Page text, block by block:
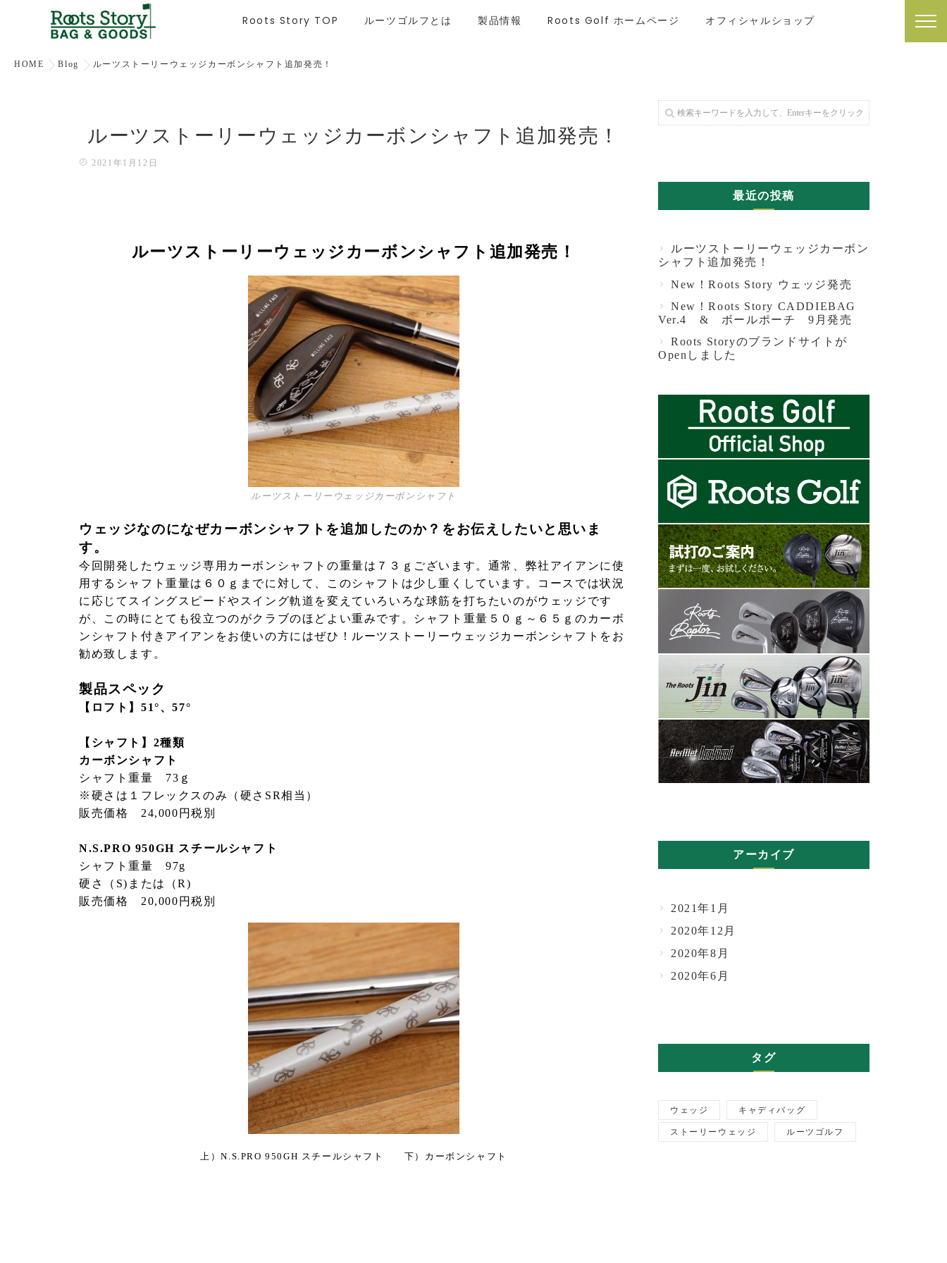
Roots Story TOP ルーツゴルフとは 製品情報 Roots Golf ホームページ オフィシャルショップ
HOME Blog ルーツストーリーウェッジカーボンシャフト追加発売！
ルーツストーリーウェッジカーボンシャフト追加発売！
2021年1月12日
ルーツストーリーウェッジカーボンシャフト追加発売！
ルーツストーリーウェッジカーボンシャフト
ウェッジなのになぜカーボンシャフトを追加したのか？をお伝えしたいと思いま
す。
今回開発したウェッジ専用カーボンシャフトの重量は７３ｇございます。通常、弊社アイアンに使
用するシャフト重量は６０ｇまでに対して、このシャフトは少し重くしています。コースでは状況
に応じてスイングスピードやスイング軌道を変えていろいろな球筋を打ちたいのがウェッジです
が、この時にとても役立つのがクラブのほどよい重みです。シャフト重量５０ｇ～６５ｇのカーボ
ンシャフト付きアイアンをお使いの方にはぜひ！ルーツストーリーウェッジカーボンシャフトをお
勧め致します。
製品スペック
【ロフト】 51°、57°
【シャフト】2種類
カーボンシャフト
シャフト重量 73ｇ
※硬さは１フレックスのみ（硬さSR相当）
販売価格 24,000円税別
N.S.PRO 950GH スチールシャフト
シャフト重量 97g
硬さ（S)または（R)
販売価格 20,000円税別
上）N.S.PRO 950GH スチールシャフト 下）カーボンシャフト
最近の投稿
ルーツストーリーウェッジカーボン
シャフト追加発売！
New！Roots Story ウェッジ発売
New！Roots Story CADDIEBAG
Ver.4 & ボールポーチ 9月発売
Roots Storyのブランドサイトが
Openしました
アーカイブ
2021年1月
2020年12月
2020年8月
2020年6月
タグ
ウェッジ キャディバッグ
ストーリーウェッジ ルーツゴルフ